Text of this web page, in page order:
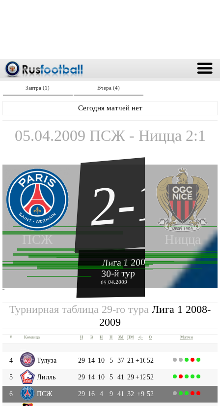
Завтра (1) Вчера (4)
Сегодня матчей нет
05.04.2009 ПСЖ - Ницца 2:1
ПСЖ Ницца
2-1
Лига 1 2008-2009
30-й тур
05.04.2009
''
Турнирная таблица 29-го тура Лига 1 2008-
2009
# Команда И В Н П ЗМ ПМ +|- О Матчи
4
Тулуза 29 14 10 5 37 21 +1652
5 Лилль 29 14 10 5 41 29+1252
6 ПСЖ 29 16 4 9 41 32 +9 52